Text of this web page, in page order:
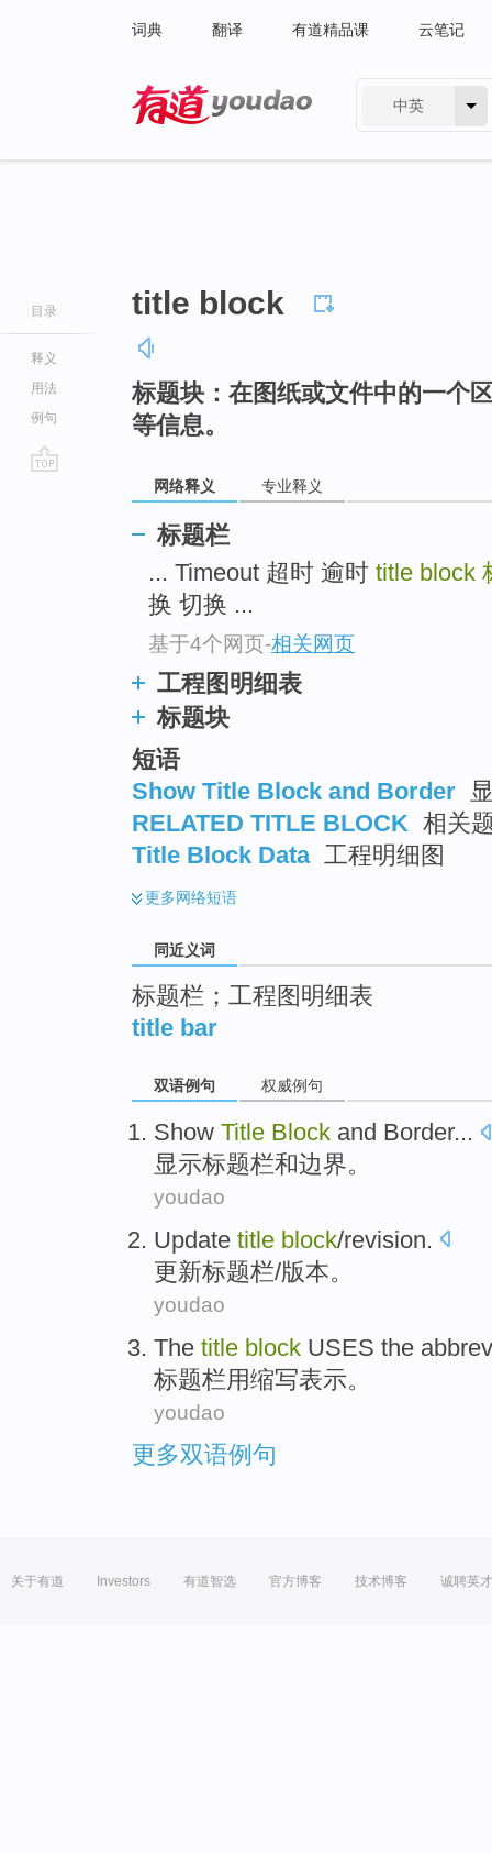
词典 翻译 有道精品课 云笔记
中英
目录
释义
用法
例句
title block
标题块：在图纸或文件中的一个
等信息。
网络释义 专业释义
标题栏
... Timeout 超时 逾时 title block
换 切换 ...
基于4个网页-相关网页
工程图明细表
标题块
短语
Show Title Block and Border
RELATED TITLE BLOCK 相关
Title Block Data 工程明细图
更多网络短语
同近义词
标题栏；工程图明细表
title bar
双语例句 权威例句
Show Title Block and Border...
显示标题栏和边界。
youdao
Update title block/revision.
更新标题栏/版本。
youdao
The title block USES the
标题栏用缩写表示。
youdao
更多双语例句
关于有道 Investors 有道智选 官方博客 技术博客 诚聘英才